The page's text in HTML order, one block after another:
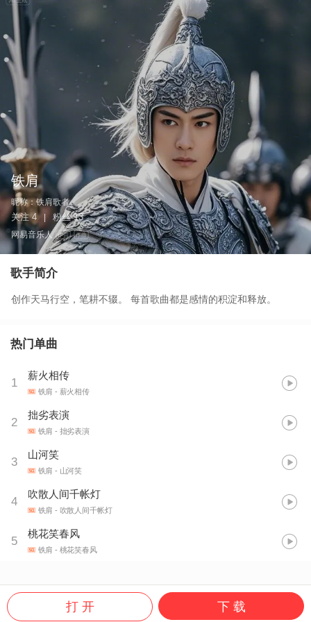
铁肩
昵称： 铁肩歌者
关注 4 粉丝 13
网易音乐人 作词 作曲
歌手简介
创作天马行空，笔耕不辍。 每首歌曲都是感情的积淀和释放。
热门单曲
1
薪火相传
铁肩 - 薪火相传
2
拙劣表演
铁肩 - 拙劣表演
3
山河笑
铁肩 - 山河笑
4
吹散人间千帐灯
铁肩 - 吹散人间千帐灯
5
桃花笑春风
铁肩 - 桃花笑春风
打 开 下 载